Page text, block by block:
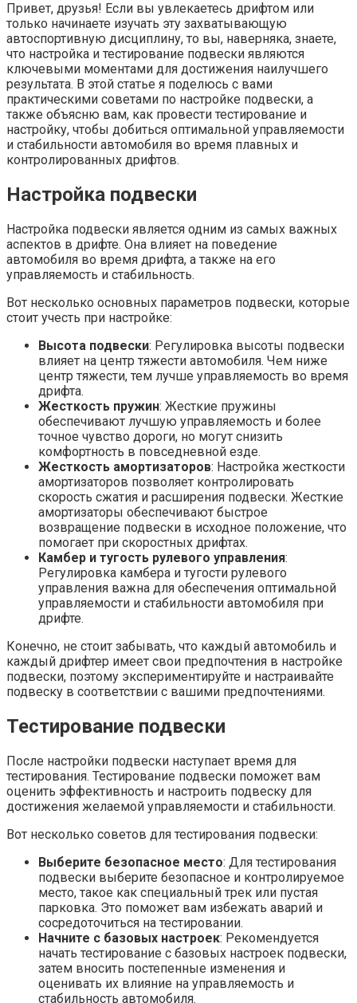
Привет, друзья! Если вы увлекаетесь дрифтом или
только начинаете изучать эту захватывающую
автоспортивную дисциплину, то вы, наверняка, знаете,
что настройка и тестирование подвески являются
ключевыми моментами для достижения наилучшего
результата. В этой статье я поделюсь с вами
практическими советами по настройке подвески, а
также объясню вам, как провести тестирование и
настройку, чтобы добиться оптимальной управляемости
и стабильности автомобиля во время плавных и
контролированных дрифтов.
Настройка подвески
Настройка подвески является одним из самых важных
аспектов в дрифте. Она влияет на поведение
автомобиля во время дрифта, а также на его
управляемость и стабильность.
Вот несколько основных параметров подвески, которые
стоит учесть при настройке:
Высота подвески: Регулировка высоты подвески
влияет на центр тяжести автомобиля. Чем ниже
центр тяжести, тем лучше управляемость во время
дрифта.
Жесткость пружин: Жесткие пружины
обеспечивают лучшую управляемость и более
точное чувство дороги, но могут снизить
комфортность в повседневной езде.
Жесткость амортизаторов: Настройка жесткости
амортизаторов позволяет контролировать
скорость сжатия и расширения подвески. Жесткие
амортизаторы обеспечивают быстрое
возвращение подвески в исходное положение, что
помогает при скоростных дрифтах.
Камбер и тугость рулевого управления:
Регулировка камбера и тугости рулевого
управления важна для обеспечения оптимальной
управляемости и стабильности автомобиля при
дрифте.
Конечно, не стоит забывать, что каждый автомобиль и
каждый дрифтер имеет свои предпочтения в настройке
подвески, поэтому экспериментируйте и настраивайте
подвеску в соответствии с вашими предпочтениями.
Тестирование подвески
После настройки подвески наступает время для
тестирования. Тестирование подвески поможет вам
оценить эффективность и настроить подвеску для
достижения желаемой управляемости и стабильности.
Вот несколько советов для тестирования подвески:
Выберите безопасное место: Для тестирования
подвески выберите безопасное и контролируемое
место, такое как специальный трек или пустая
парковка. Это поможет вам избежать аварий и
сосредоточиться на тестировании.
Начните с базовых настроек: Рекомендуется
начать тестирование с базовых настроек подвески,
затем вносить постепенные изменения и
оценивать их влияние на управляемость и
стабильность автомобиля.